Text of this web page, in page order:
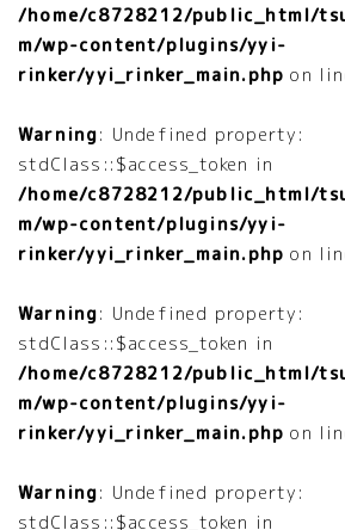
/home/c8728212/public_html/
m/wp-content/plugins/yyi-
rinker/yyi_rinker_main.php on
Warning: Undefined property:
stdClass::$access_token in
/home/c8728212/public_html/
m/wp-content/plugins/yyi-
rinker/yyi_rinker_main.php on
Warning: Undefined property:
stdClass::$access_token in
/home/c8728212/public_html/
m/wp-content/plugins/yyi-
rinker/yyi_rinker_main.php on
Warning: Undefined property:
stdClass::$access_token in